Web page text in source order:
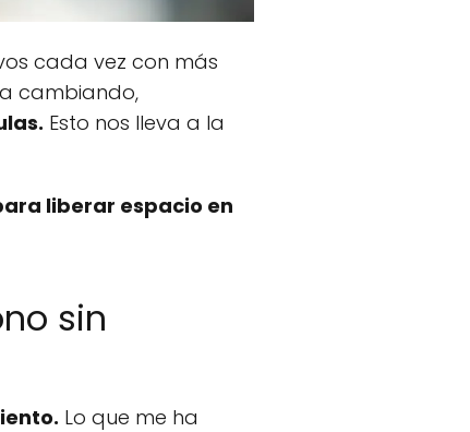
cada vez con más
cambiando,
Esto nos lleva a la
liberar espacio en
sin
Lo que me ha